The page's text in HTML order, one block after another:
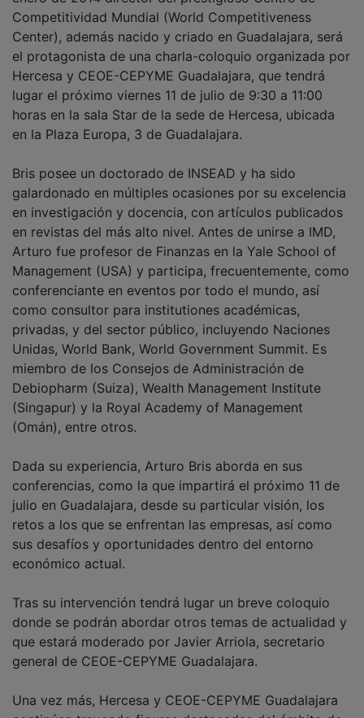
Competitividad Mundial (World Competitiveness
Center), además nacido y criado en Guadalajara, será
el protagonista de una charla-coloquio organizada por
Hercesa y CEOE-CEPYME Guadalajara, que tendrá
lugar el próximo viernes 11 de julio de 9:30 a 11:00
horas en la sala Star de la sede de Hercesa, ubicada
en la Plaza Europa, 3 de Guadalajara.
galardonado en múltiples ocasiones por su excelencia
en investigación y docencia, con artículos publicados
en revistas del más alto nivel. Antes de unirse a IMD,
Arturo fue profesor de Finanzas en la Yale School of
Management (USA) y participa, frecuentemente, como
conferenciante en eventos por todo el mundo, así
como consultor para institutiones académicas,
privadas, y del sector público, incluyendo Naciones
Unidas, World Bank, World Government Summit. Es
miembro de los Consejos de Administración de
Debiopharm (Suiza), Wealth Management Institute
(Singapur) y la Royal Academy of Management
(Omán), entre otros.
conferencias, como la que impartirá el próximo 11 de
julio en Guadalajara, desde su particular visión, los
retos a los que se enfrentan las empresas, así como
sus desafíos y oportunidades dentro del entorno
económico actual.
donde se podrán abordar otros temas de actualidad y
que estará moderado por Javier Arriola, secretario
general de CEOE-CEPYME Guadalajara.
continúan trayendo figuras destacadas del ámbito de